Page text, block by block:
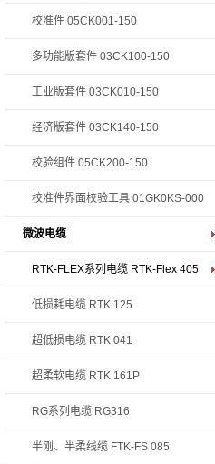
校准件 05CK001-150
多功能版套件 03CK100-150
工业版套件 03CK010-150
经济版套件 03CK140-150
校验组件 05CK200-150
校准件界面校验工具 01GK0KS-000
微波电缆
RTK-FLEX系列电缆 RTK-Flex 405
低损耗电缆 RTK 125
超低损电缆 RTK 041
超柔软电缆 RTK 161P
RG系列电缆 RG316
半刚、半柔线缆 FTK-FS 085